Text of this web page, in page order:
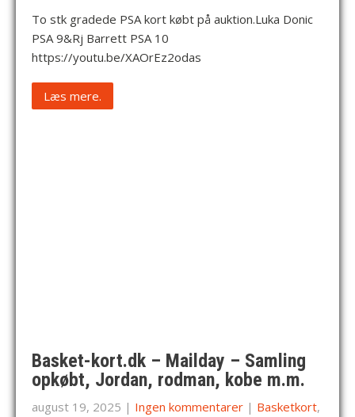
To stk gradede PSA kort købt på auktion.Luka Donic
PSA 9&Rj Barrett PSA 10
https://youtu.be/XAOrEz2odas
Læs mere.
Basket-kort.dk – Mailday – Samling
opkøbt, Jordan, rodman, kobe m.m.
august 19, 2025 | Ingen kommentarer | Basketkort,